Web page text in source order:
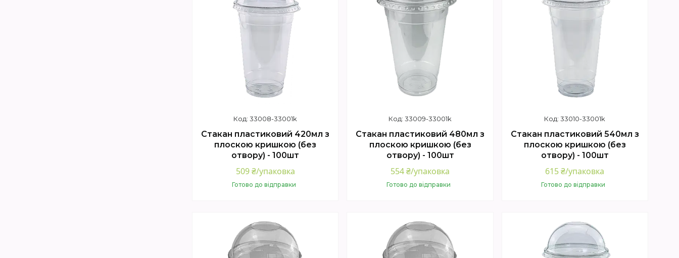
33008-33001k
Стакан пластиковий 420мл з
плоскою кришкою (без
отвору) - 100шт
509 ₴/упаковка
Готово до відправки
33009-33001k
Стакан пластиковий 480мл з
плоскою кришкою (без
отвору) - 100шт
554 ₴/упаковка
Готово до відправки
33010-33001k
Стакан пластиковий 540мл з
плоскою кришкою (без
отвору) - 100шт
615 ₴/упаковка
Готово до відправки